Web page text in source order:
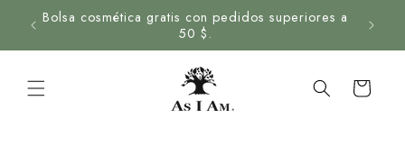
Ir al
contenido
Bolsa cosmética gratis con pedidos superiores a
50 $.
Carrito